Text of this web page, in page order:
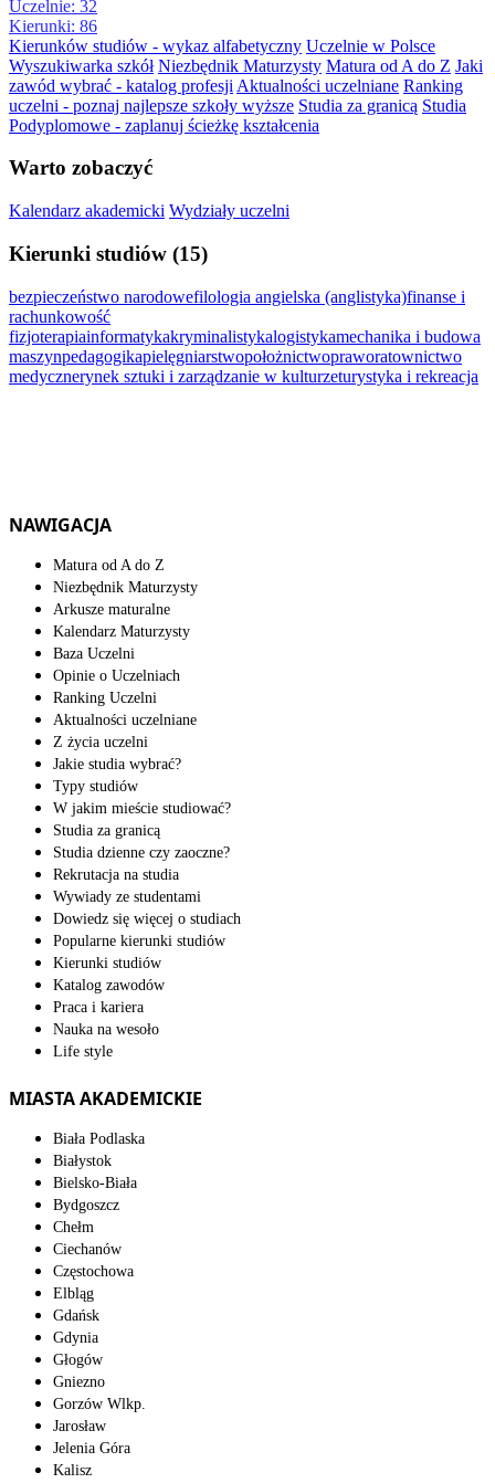
Uczelnie: 32
Kierunki: 86
Kierunków studiów - wykaz alfabetyczny Uczelnie w Polsce
Wyszukiwarka szkół Niezbędnik Maturzysty Matura od A do Z Jaki
zawód wybrać - katalog profesji Aktualności uczelniane Ranking
uczelni - poznaj najlepsze szkoły wyższe Studia za granicą Studia
Podyplomowe - zaplanuj ścieżkę kształcenia
Warto zobaczyć
Kalendarz akademicki Wydziały uczelni
Kierunki studiów (15)
bezpieczeństwo narodowefilologia angielska (anglistyka)finanse i
rachunkowość
fizjoterapiainformatykakryminalistykalogistykamechanika i budowa
maszynpedagogikapielęgniarstwopołożnictwopraworatownictwo
medycznerynek sztuki i zarządzanie w kulturzeturystyka i rekreacja
NAWIGACJA
Matura od A do Z
Niezbędnik Maturzysty
Arkusze maturalne
Kalendarz Maturzysty
Baza Uczelni
Opinie o Uczelniach
Ranking Uczelni
Aktualności uczelniane
Z życia uczelni
Jakie studia wybrać?
Typy studiów
W jakim mieście studiować?
Studia za granicą
Studia dzienne czy zaoczne?
Rekrutacja na studia
Wywiady ze studentami
Dowiedz się więcej o studiach
Popularne kierunki studiów
Kierunki studiów
Katalog zawodów
Praca i kariera
Nauka na wesoło
Life style
MIASTA AKADEMICKIE
Biała Podlaska
Białystok
Bielsko-Biała
Bydgoszcz
Chełm
Ciechanów
Częstochowa
Elbląg
Gdańsk
Gdynia
Głogów
Gniezno
Gorzów Wlkp.
Jarosław
Jelenia Góra
Kalisz